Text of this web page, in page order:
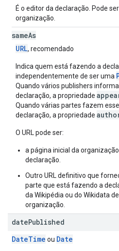
É o editor da declaração. Pode
organização.
sameAs
URL, recomendado
Indica quem está fazendo a
independentemente de ser uma
Quando vários publishers
declaração, a propriedade
Quando várias partes fazem
declaração, a propriedade
O URL pode ser:
a página inicial da
declaração.
Outro URL definitivo que
parte que está fazendo a
da Wikipédia ou do Wikidata
organização.
datePublished
DateTime ou Date